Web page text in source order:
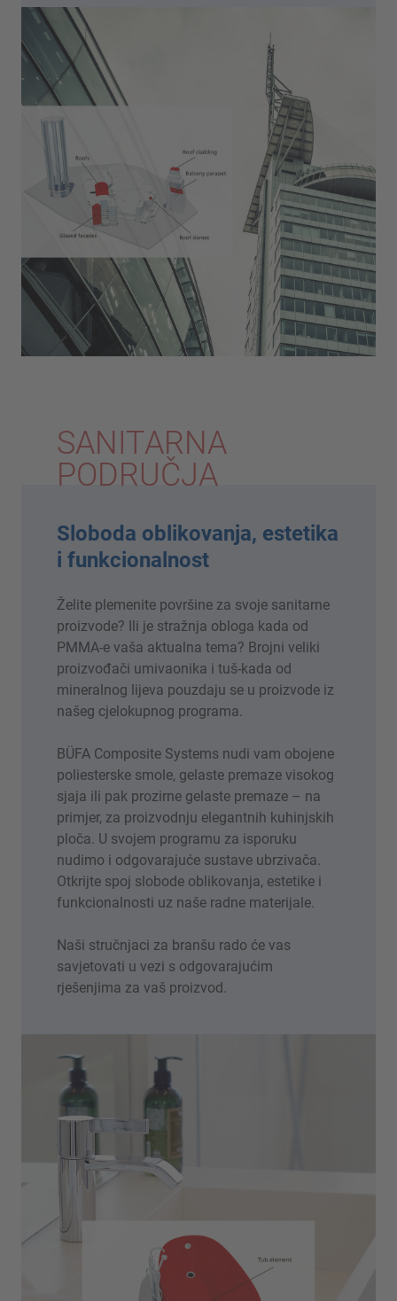
SANITARNA
PODRUČJA
Sloboda oblikovanja, estetika
i funkcionalnost
Želite plemenite površine za svoje sanitarne
proizvode? Ili je stražnja obloga kada od
PMMA-e vaša aktualna tema? Brojni veliki
proizvođači umivaonika i tuš-kada od
mineralnog lijeva pouzdaju se u proizvode iz
našeg cjelokupnog programa.
BÜFA Composite Systems nudi vam obojene
poliesterske smole, gelaste premaze visokog
sjaja ili pak prozirne gelaste premaze – na
primjer, za proizvodnju elegantnih kuhinjskih
ploča. U svojem programu za isporuku
nudimo i odgovarajuće sustave ubrzivača.
Otkrijte spoj slobode oblikovanja, estetike i
funkcionalnosti uz naše radne materijale.
Naši stručnjaci za branšu rado će vas
savjetovati u vezi s odgovarajućim
rješenjima za vaš proizvod.